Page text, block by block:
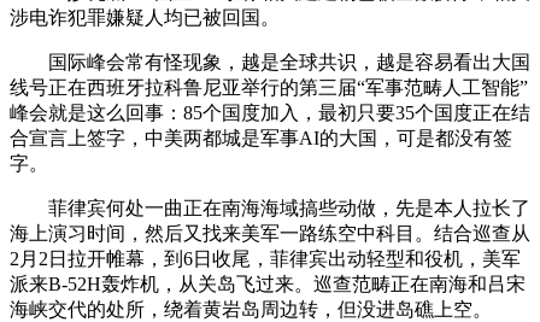
涉电诈犯罪嫌疑人均已被回国。
国际峰会常有怪现象，越是全球共识，越是容易看出大国
线号正在西班牙拉科鲁尼亚举行的第三届“军事范畴人工智能”
峰会就是这么回事：85个国度加入，最初只要35个国度正在结
合宣言上签字，中美两都城是军事AI的大国，可是都没有签
字。
菲律宾何处一曲正在南海海域搞些动做，先是本人拉长了
海上演习时间，然后又找来美军一路练空中科目。结合巡查从
2月2日拉开帷幕，到6日收尾，菲律宾出动轻型和役机，美军
派来B-52H轰炸机，从关岛飞过来。巡查范畴正在南海和吕宋
海峡交代的处所，绕着黄岩岛周边转，但没进岛礁上空。